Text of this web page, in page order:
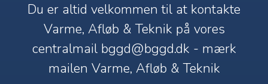
Du er altid velkommen til at kontakte
Varme, Afløb & Teknik på vores
centralmail bggd@bggd.dk - mærk
mailen Varme, Afløb & Teknik